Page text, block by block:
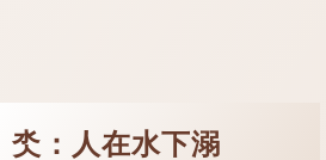
氼：人在水下溺